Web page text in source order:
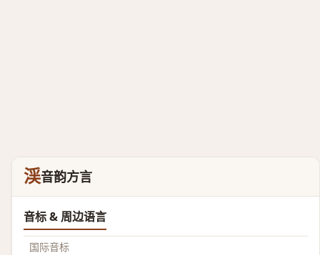
渓音韵方言
音标 & 周边语言
国际音标